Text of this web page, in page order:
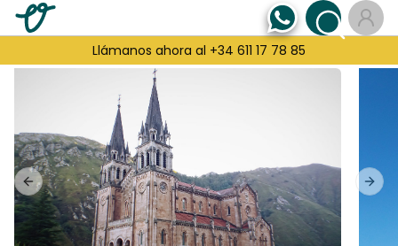
Llámanos ahora al +34 611 17 78 85
Previous slide